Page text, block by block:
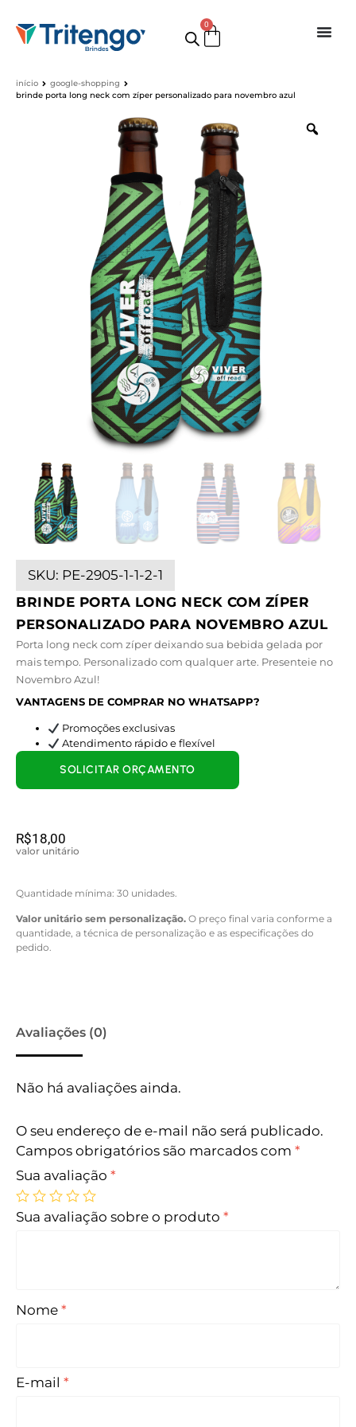
0
início
google-shopping
brinde porta long neck com zíper personalizado para novembro azul
SKU: PE-2905-1-1-2-1
BRINDE PORTA LONG NECK COM ZÍPER
PERSONALIZADO PARA NOVEMBRO AZUL
Porta long neck com zíper deixando sua bebida gelada por
mais tempo. Personalizado com qualquer arte. Presenteie no
Novembro Azul!
VANTAGENS DE COMPRAR NO WHATSAPP?
Promoções exclusivas
Atendimento rápido e flexível
R$18,00
valor unitário
Quantidade mínima: 30 unidades.
Valor unitário sem personalização. O preço final varia conforme a
quantidade, a técnica de personalização e as especificações do
pedido.
SOLICITAR ORÇAMENTO
Avaliações (0)
Não há avaliações ainda.
O seu endereço de e-mail não será publicado.
Campos obrigatórios são marcados com *
Sua avaliação *
Sua avaliação sobre o produto *
Nome *
E-mail *